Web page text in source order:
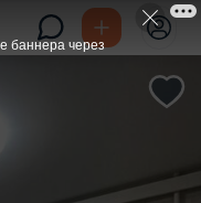
баннера через